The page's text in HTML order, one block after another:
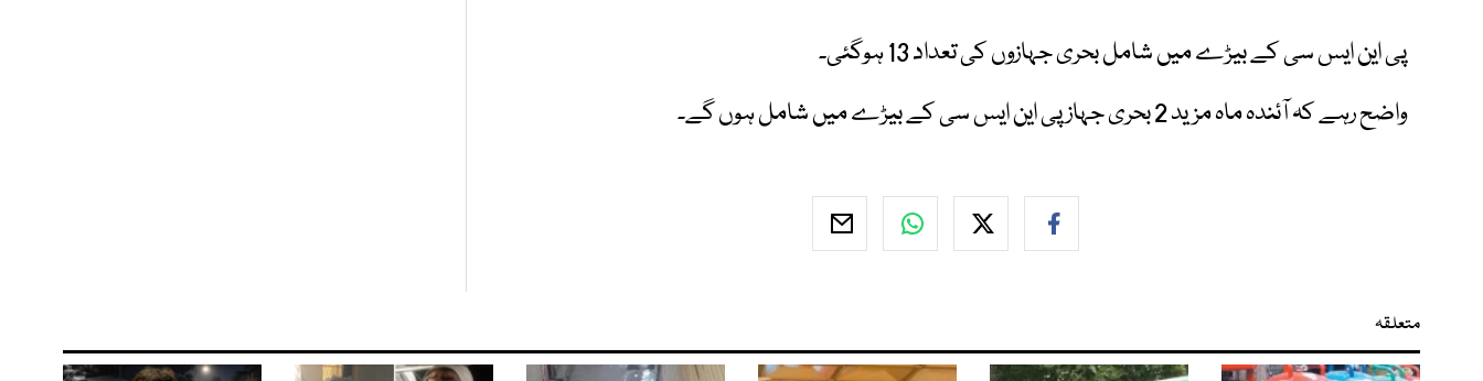
پی این ایس سی کے بیڑے میں شامل بحری جہازوں کی تعداد 13 ہوگئی۔
واضح رہے کہ آئندہ ماہ مزید 2 بحری جہاز پی این ایس سی کے بیڑے میں شامل ہوں گے۔
متعلقہ